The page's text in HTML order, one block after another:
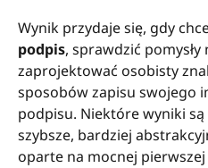
Wynik przydaje się, gdy
podpis, sprawdzić
zaprojektować osobisty
sposobów zapisu swojego
podpisu. Niektóre wyniki
szybsze, bardziej
oparte na mocnej